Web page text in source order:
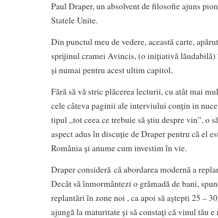
Paul Draper, un absolvent de filosofie ajuns
Statele Unite.
Din punctul meu de vedere, această carte,
sprijinul cramei Avincis, (o inițiativă
și numai pentru acest ultim capitol.
Fără să vă stric plăcerea lecturii, cu atât mai
cele câteva paginii ale interviului conțin in
tipul „tot ceea ce trebuie să știu despre vin”, o
aspect adus în discuție de Draper pentru că el
România și anume cum investim în vie.
Draper consideră că abordarea modernă a
Decât să înmormântezi o grămadă de bani,
replantări în zone noi , ca apoi să aștepti 25 –
ajungă la maturitate și să constați că vinul tău e